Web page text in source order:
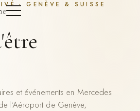
· GENÈVE & SUISSE
et événements en Mercedes
l'Aéroport de Genève,